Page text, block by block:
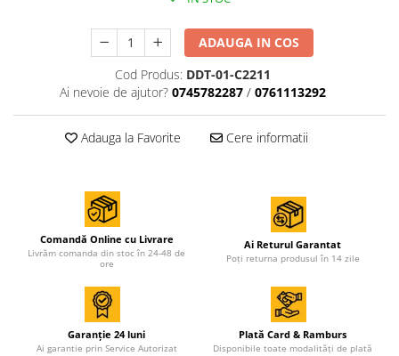
Acumulatori si incarcatoare
Aparate de sudura
Aparate sudura
Accesorii de sudura
Accesorii si consumabile drujbe
Accesorii motocoase
ADAUGA IN COS
Cod Produs: DDT-01-C2211
Ai nevoie de ajutor? 0745782287 / 0761113292
Adauga la Favorite Cere informatii
Comandă Online cu Livrare
Livrăm comanda din stoc în 24-48 de
ore
Ai Returul Garantat
Poți returna produsul în 14 zile
Garanție 24 luni
Ai garantie prin Service Autorizat
Plată Card & Ramburs
Disponibile toate modalități de plată